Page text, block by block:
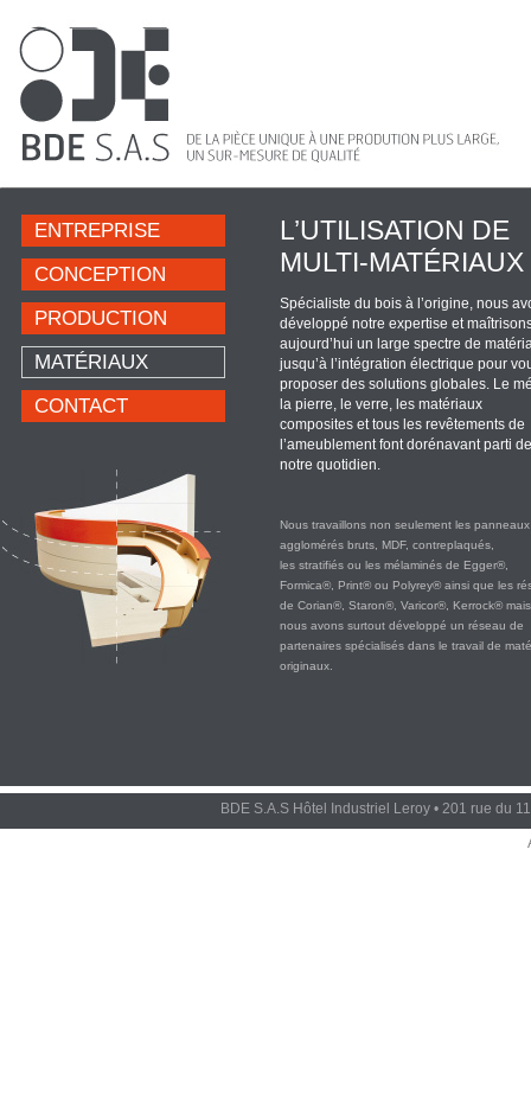
ENTREPRISE
CONCEPTION
PRODUCTION
MATÉRIAUX
CONTACT
L’UTILISATION DE
MULTI-MATÉRIAUX
Spécialiste du bois à l’origine, nous
développé notre expertise et
aujourd’hui un large spectre de
jusqu’à l’intégration électrique pour
proposer des solutions globales. Le
la pierre, le verre, les matériaux
composites et tous les revêtements de
l’ameublement font dorénavant parti de
notre quotidien.
Nous travaillons non seulement les panneaux
agglomérés bruts, MDF, contreplaqués,
les stratifiés ou les mélaminés de Egger®,
Formica®, Print® ou Polyrey® ainsi que les
de Corian®, Staron®, Varicor®, Kerrock® mais
nous avons surtout développé un réseau de
partenaires spécialisés dans le travail de
originaux.
BDE S.A.S Hôtel Industriel Leroy • 201 rue du